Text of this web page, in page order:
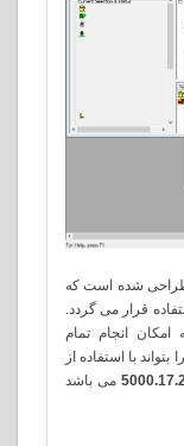
شده است که
قرار می گردد.
انجام تمام
با استفاده از
می باشد